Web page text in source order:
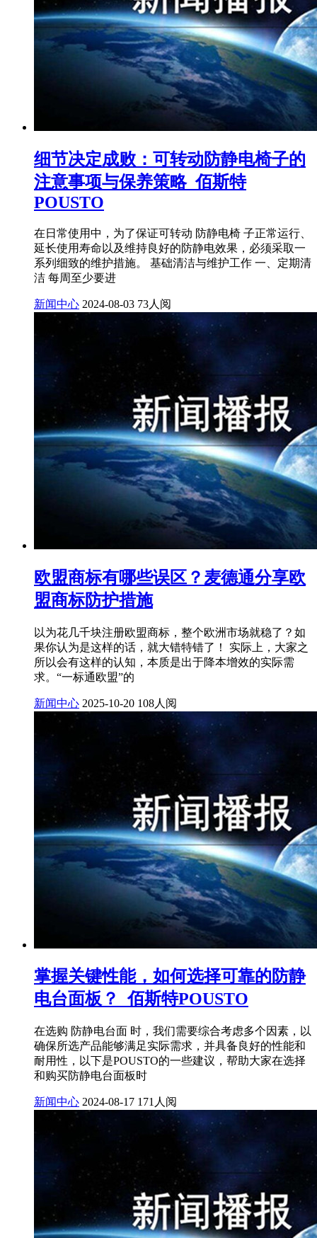
细节决定成败：可转动防静电椅子的
注意事项与保养策略_佰斯特
POUSTO
在日常使用中，为了保证可转动 防静电椅 子正常运行、
延长使用寿命以及维持良好的防静电效果，必须采取一
系列细致的维护措施。 基础清洁与维护工作 一、定期清
洁 每周至少要进
新闻中心 2024-08-03 73人阅
欧盟商标有哪些误区？麦德通分享欧
盟商标防护措施
以为花几千块注册欧盟商标，整个欧洲市场就稳了？如
果你认为是这样的话，就大错特错了！ 实际上，大家之
所以会有这样的认知，本质是出于降本增效的实际需
求。“一标通欧盟”的
新闻中心 2025-10-20 108人阅
掌握关键性能，如何选择可靠的防静
电台面板？_佰斯特POUSTO
在选购 防静电台面 时，我们需要综合考虑多个因素，以
确保所选产品能够满足实际需求，并具备良好的性能和
耐用性，以下是POUSTO的一些建议，帮助大家在选择
和购买防静电台面板时
新闻中心 2024-08-17 171人阅